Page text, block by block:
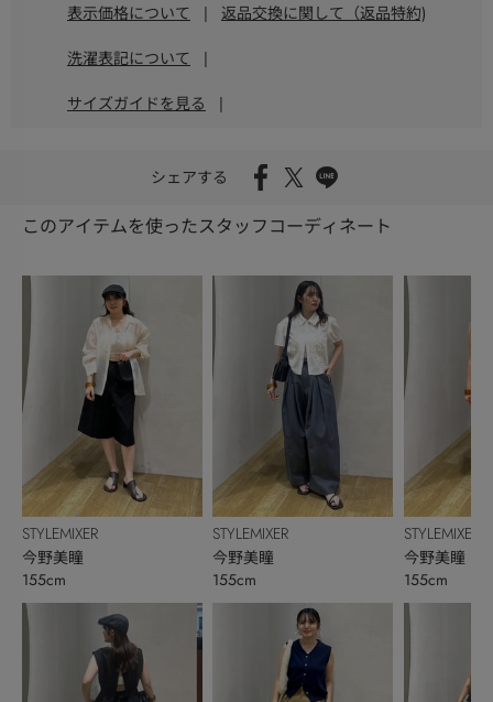
表示価格について | 返品交換に関して（返品特約)
洗濯表記について |
サイズガイドを見る |
シェアする
このアイテムを使ったスタッフコーディネート
STYLEMIXER
今野美瞳
155cm
STYLEMIXER
今野美瞳
155cm
STYLEMIXER
今野美瞳
155cm